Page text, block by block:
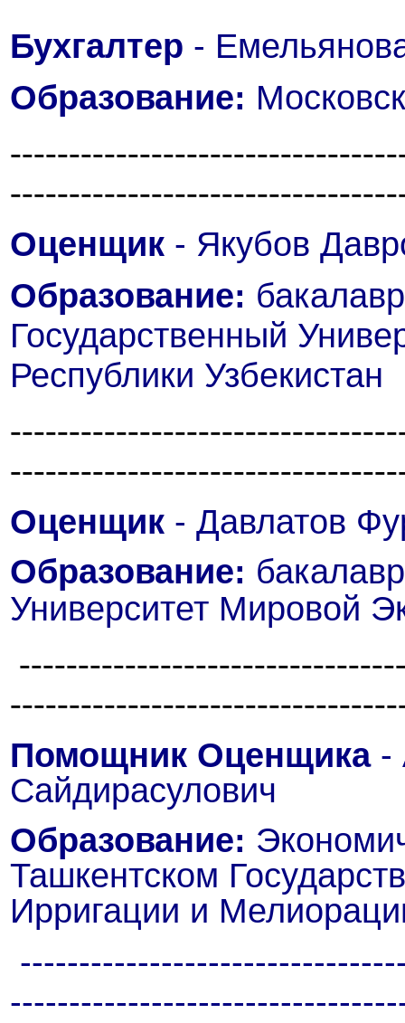
Бухгалтер -
Образование:
Оценщик - Якубов
Образование:
Государственный
Республики Узбекистан
Оценщик - Давлатов
Образование:
Университет Мировой
Помощник Оценщика-
Сайдирасулович
Образование:
Ташкентском
Ирригации и